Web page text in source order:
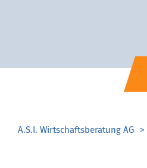
A.S.I. Wirtschaftsberatung AG